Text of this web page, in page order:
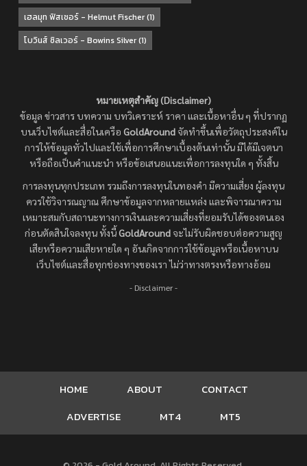
เฮลมุท ฟิสเชอร์ - Helmut Fischer(1)
โบวินส์ ซิลเวอร์ - Bowins Silver(1)
หมายเหตุสำคัญ (Disclaimer)
ข้อมูล ข่าวสาร บทความ บทวิเคราะห์ ราคา และเนื้อหาอื่น ๆ ที่ปรากฏ
บนเว็บไซต์และสื่อในเครือ GoldAroundจัดทำขึ้นเพื่อวัตถุประสงค์ใน
การให้ข้อมูลทั่วไปและใช้เพื่อการศึกษาเบื้องต้นเท่านั้น มิได้มีเจตนา
หรือถือเป็นคำแนะนำ หรือข้อเสนอแนะเพื่อการลงทุนใด ๆ ทั้งสิ้น
การลงทุนทุกประเภท รวมถึงการลงทุนในทองคำ มีความเสี่ยง ผู้ลงทุน
ควรใช้วิจารณญาณ ศึกษาข้อมูลจากหลายแหล่ง และพิจารณาความ
เหมาะสมกับสถานะทางการเงินและความเสี่ยงที่ยอมรับได้ของตนเอง
ก่อนตัดสินใจลงทุน ทั้งนี้GoldAround จะไม่รับผิดชอบต่อความสูญ
เสียหรือความเสียหายใด ๆ อันเกิดจากการใช้ข้อมูลหรือเนื้อหาบน
เว็บไซต์และสื่อทุกช่องทางของเรา ไม่ว่าทางตรงหรือทางอ้อม
- Disclaimer -
HOME ABOUT
CONTACT
ADVERTISE
MT4 MT5